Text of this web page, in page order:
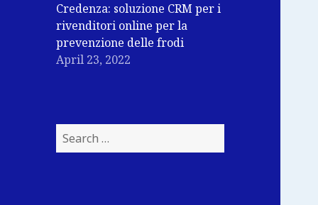
Credenza: soluzione CRM per i
rivenditori online per la
prevenzione delle frodi
April 23, 2022
Search
for: